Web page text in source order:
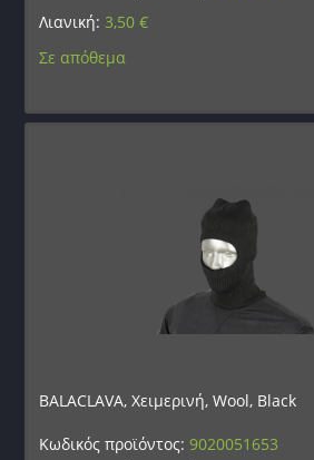
Λιανική: 3,50€
Σε απόθεμα
BALACLAVA, Χειμερινή, Wool, Black
Κωδικός προϊόντος:9020051653